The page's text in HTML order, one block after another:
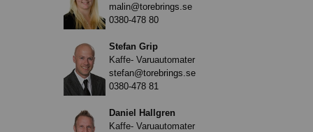
malin@torebrings.se
0380-478 80
Stefan Grip
Kaffe- Varuautomater
stefan@torebrings.se
0380-478 81
Daniel Hallgren
Kaffe- Varuautomater